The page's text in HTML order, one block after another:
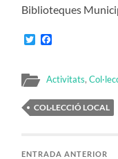
Biblioteques
Twitter
Activitats,
COL·LECCIÓ LOCAL
ENTRADA ANTERIOR